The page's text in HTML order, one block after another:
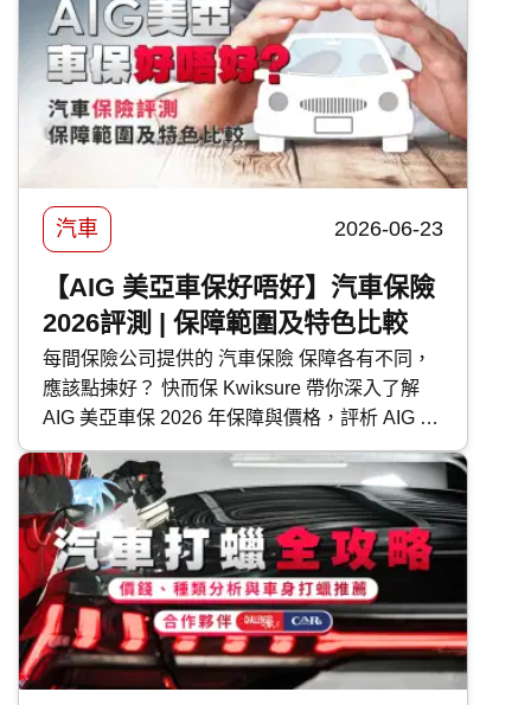
汽車 2026-06-23
【AIG 美亞車保好唔好】汽車保險
2026評測 | 保障範圍及特色比較
每間保險公司提供的 汽車保險 保障各有不同，
應該點揀好？ 快而保 Kwiksure 帶你深入了解
AIG 美亞車保 2026 年保障與價格，評析 AIG 美
亞 汽車保險 優缺點，助你選擇最適合的車保方
案。